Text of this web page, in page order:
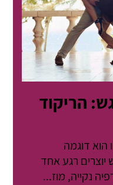
הריקוד
הוא דוגמה
יוצרים רגע אחד
נקייה, מוז...